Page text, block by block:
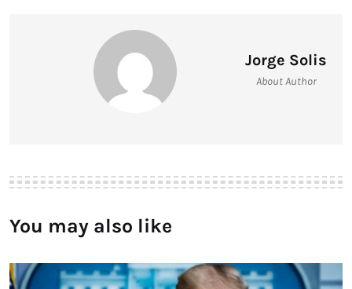
Jorge Solis
About Author
You may also like